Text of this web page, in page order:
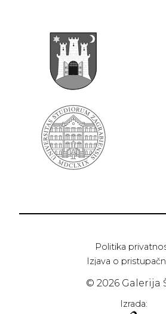
Politika
Izjava o
© 2026 Galerija
Izrada: